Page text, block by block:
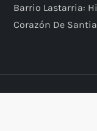
Barrio Lastarria:
Corazón De